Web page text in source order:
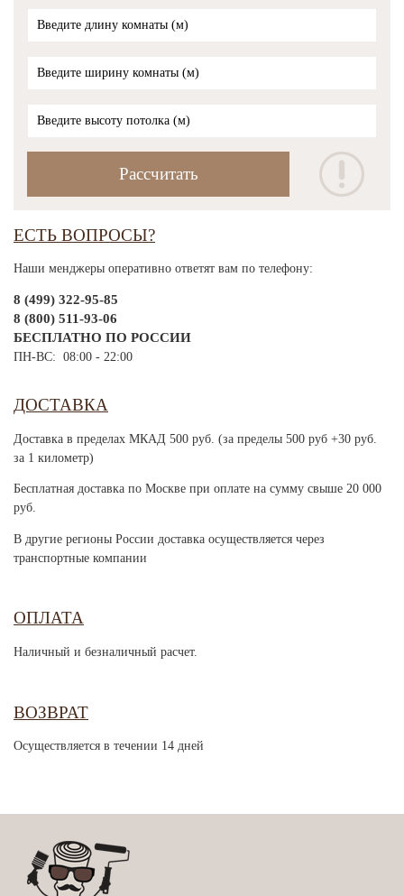
ЕСТЬ ВОПРОСЫ?
Наши менджеры оперативно ответят вам по телефону:
8 (499) 322-95-85
8 (800) 511-93-06
БЕСПЛАТНО ПО РОССИИ
ПН-ВС: 08:00 - 22:00
ДОСТАВКА
Доставка в пределах МКАД 500 руб. (за пределы 500 руб +30 руб.
за 1 километр)
Бесплатная доставка по Москве при оплате на сумму свыше 20 000
руб.
В другие регионы России доставка осуществляется через
транспортные компании
ОПЛАТА
Наличный и безналичный расчет.
ВОЗВРАТ
Осуществляется в течении 14 дней